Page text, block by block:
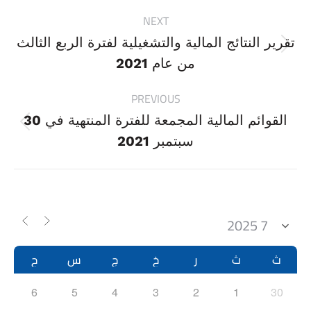
navigation
PREVIOUS
Previous
project:
القوائم المالية المجمعة للفترة المنتهية في 30
سبتمبر 2021
NEXT
Next
project:
تقرير النتائج المالية والتشغيلية لفترة الربع الثالث
من عام 2021
ث ث ر خ ج س ح
30
1
2
3
4
5
6